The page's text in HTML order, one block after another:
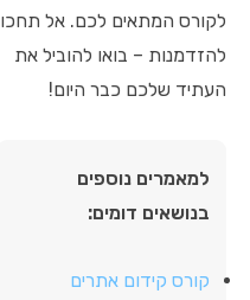
לקורס המתאים לכם. אל תחכו
להזדמנות – בואו להוביל את
העתיד שלכם כבר היום!
למאמרים נוספים
בנושאים דומים:
קורס קידום אתרים